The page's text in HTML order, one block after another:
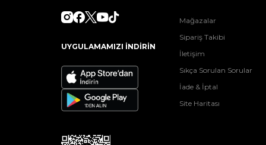
UYGULAMAMIZI İNDİRİN
Mağazalar
Sipariş Takibi
İletişim
Sıkça Sorulan Sorular
İade & İptal
Site Haritası